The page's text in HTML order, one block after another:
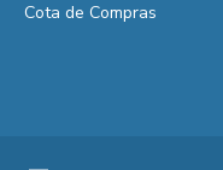
Cota de Compras